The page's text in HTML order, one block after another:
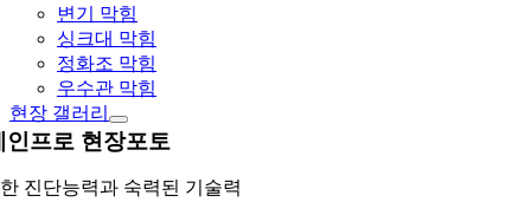
변기 막힘
싱크대 막힘
정화조 막힘
우수관 막힘
현장 갤러리
인프로 현장포토
진단능력과 숙력된 기술력